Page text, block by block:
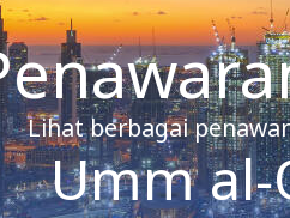
Lihat berbagai
Umm